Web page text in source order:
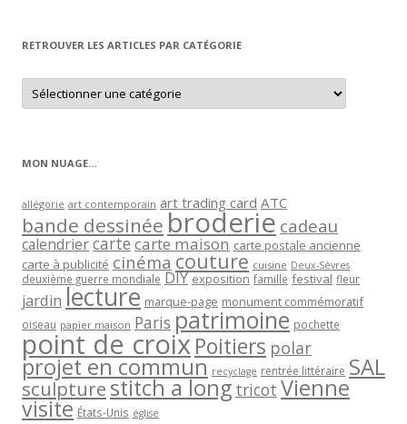
RETROUVER LES ARTICLES PAR CATÉGORIE
Retrouver
les
articles
MON NUAGE…
allégorie art contemporain art trading card ATC
bande dessinée broderie cadeau
calendriercartecarte maison carte postale ancienne
carte à publicité cinéma couture cuisine Deux-Sèvres
deuxième guerre mondiale DIY exposition famille festival fleur
jardin lecture marque-page monument commémoratif
oiseau papier maison Paris patrimoine pochette
point de croixPoitiers polar
projet en commun recyclage rentrée littéraire SAL
sculpturestitch a long tricot Vienne
visite États-Unis église